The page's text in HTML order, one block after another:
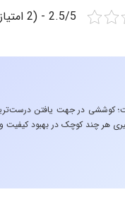
2.5/5 - (2 امتیاز)
در جهت یافتن
هر چند کوچک در بهبود